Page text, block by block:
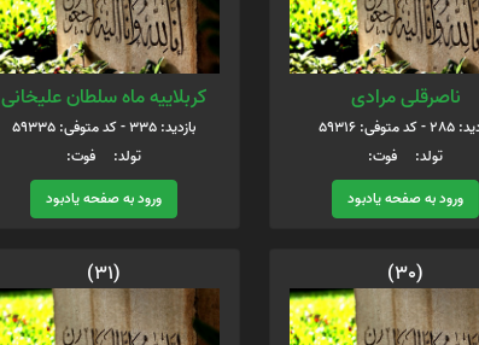
ناصرقلی مرادی
کد متوفی: 59316
تولد: فوت:
ورود به صفحه یادبود
کربلاییه ماه سلطان علیخانی
بازدید: 335 - کد متوفی: 59335
تولد: فوت:
ورود به صفحه یادبود
(30)
(31)